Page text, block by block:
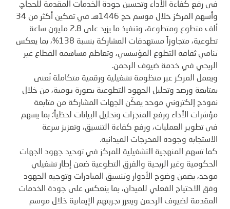
في رفع كفاءة الأداء وتحسين جودة الخدمات المقدمة للحجاج.
وأسهم المركز خلال موسم حج 1446هـ في تمكين أكثر من 34
ألف متطوع ومتطوعة، وتنفيذ ما يزيد على 2.8 مليون ساعة
تطوعية، متجاوزاً مستهدفات المشاركة بنسبة 138%، بما يعكس
تنامي ثقافة التطوع المؤسسي، وتعاظم مساهمة القطاع غير
الربحي في خدمة ضيوف الرحمن.
ويعمل المركز عبر منظومة تشغيلية ورقمية متكاملة تُعنى
بمتابعة ورصد وتحليل الجهود التطوعية بصورة يومية، من خلال
نموذج إلكتروني موحد يمكّن الجهات المشاركة من متابعة
مؤشرات الأداء ورفع المنجزات وتحليل البيانات لحظياً؛ بما يسهم
في تطوير العمليات، ورفع كفاءة التنسيق، وتعزيز سرعة
الاستجابة وجودة المخرجات الميدانية.
كما تسهم المنهجية التشغيلية للمركز في توحيد جهود الجهات
الحكومية وغير الربحية والفرق التطوعية ضمن إطار تشغيلي
موحد، يضمن وضوح الأدوار وتنسيق المبادرات وتوجيه الجهود
وفق الاحتياج الفعلي للميدان، بما ينعكس على جودة الخدمات
المقدمة لضيوف الرحمن ويعزز تجربتهم الإيمانية خلال موسم